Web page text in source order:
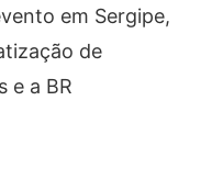
em Sergipe,
de
e a BR